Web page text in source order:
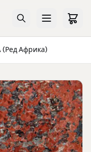
(Ред Африка)